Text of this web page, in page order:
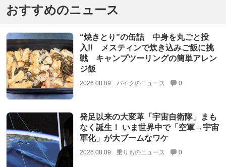
おすすめのニュース
“焼きとり”の缶詰 中身を丸ごと投
入!! メスティンで炊き込みご飯に挑
戦 キャンプツーリングの簡単アレン
ジ飯
2026.08.09 バイクのニュース 0
発足以来の大変革「宇宙自衛隊」まも
なく誕生！ いま世界中で「空軍→宇宙
軍化」が大ブームなワケ
2026.08.09 乗りものニュース 0